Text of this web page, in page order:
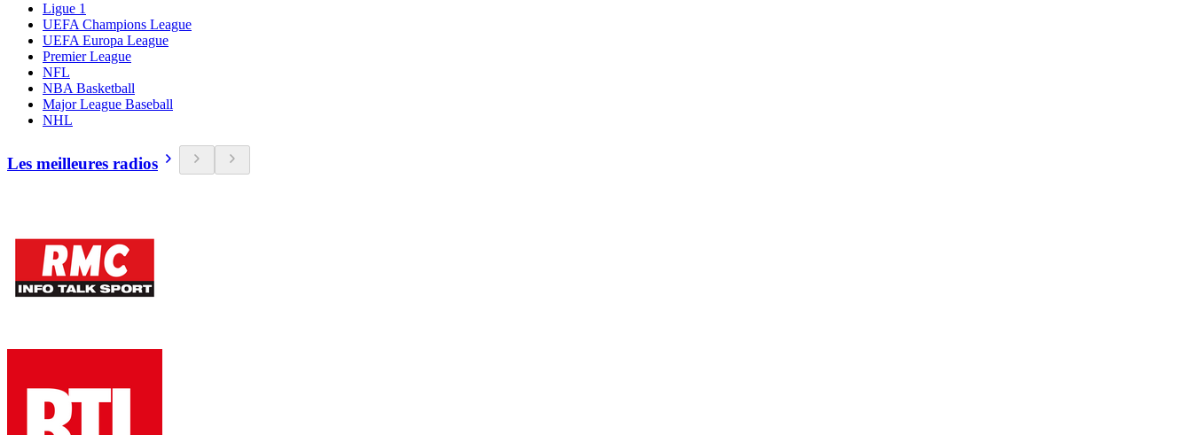
Ligue 1
UEFA Champions League
UEFA Europa League
Premier League
NFL
NBA Basketball
Major League Baseball
NHL
Les meilleures radios